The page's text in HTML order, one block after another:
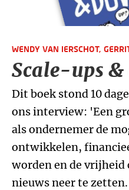
WENDY VAN IERSCHOT,
Scale-ups &
Dit boek stond 10
ons interview: 'Een
als ondernemer de
ontwikkelen,
worden en de
nieuws neer te